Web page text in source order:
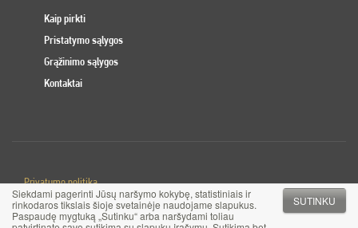
Siekdami pagerinti Jūsų naršymo kokybę, statistiniais ir
rinkodaros tikslais šioje svetainėje naudojame slapukus.
Paspaudę mygtuką „Sutinku“ arba naršydami toliau
SUTINKU
Kaip pirkti
Pristatymo sąlygos
Grąžinimo sąlygos
Kontaktai
Privatumo politika
Slapuku politika